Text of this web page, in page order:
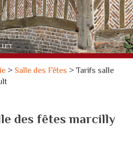
> Salle des Fêtes >Tarifs salle
des fêtes marcilly